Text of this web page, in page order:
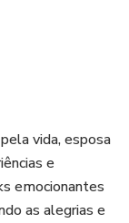
vida, esposa
e
emocionantes
as alegrias e